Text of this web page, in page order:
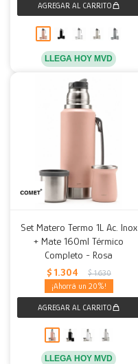
LLEGA HOY MVD
Set Matero Termo 1L Ac. Inox
+ Mate 160ml Térmico
Completo - Rosa
$ 1.304 $ 1.630
20
LLEGA HOY MVD